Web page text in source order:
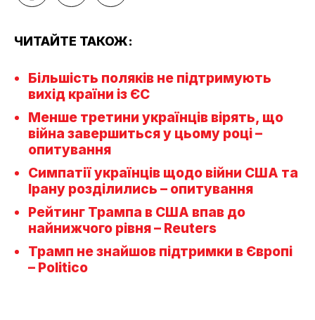
ЧИТАЙТЕ ТАКОЖ:
Більшість поляків не підтримують
вихід країни із ЄС
Менше третини українців вірять, що
війна завершиться у цьому році –
опитування
Симпатії українців щодо війни США та
Ірану розділились – опитування
Рейтинг Трампа в США впав до
найнижчого рівня – Reuters
Трамп не знайшов підтримки в Європі
– Politico